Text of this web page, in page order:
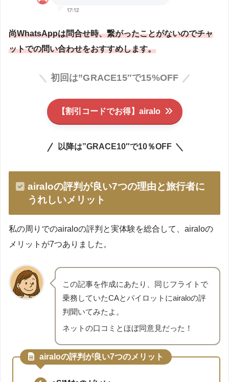
尚WhatsAppは問合せ時、繋がったことがないのでチャ
ットでの問い合わせをおすすめします。
初回は”GRACE15″で15%OFF
【割引コードでお得】airalo
以降は”GRACE10″で10％OFF
airaloの評判が良い7つの理由と旅行者に
うれしいメリット
私の周りでのairaloの評判と実体験を総合して、airaloの
メリットが7つありました。
この記事を作成にあたり、同じフライトで
乗務していたCAとパイロットにairaloの評
判聞いてみたよ。
ネットの口コミとほぼ同意見だった！
airaloの評判が良い7つのメリット